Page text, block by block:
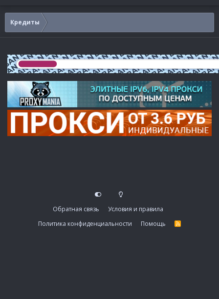
Кредиты
Обратная связь
Условия и правила
Политика конфиденциальности
Помощь
R